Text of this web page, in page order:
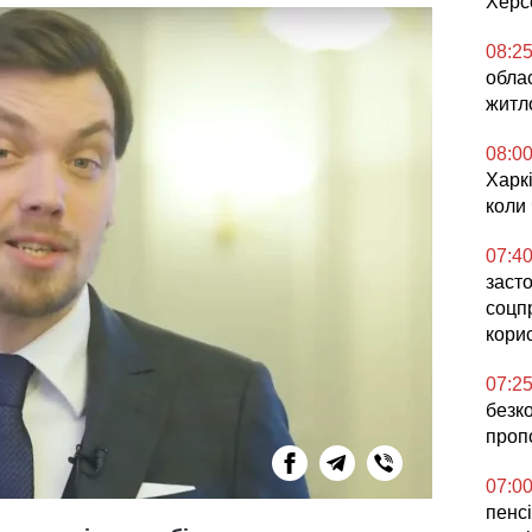
08:25
08:00
коли
07:40
07:25
07:00